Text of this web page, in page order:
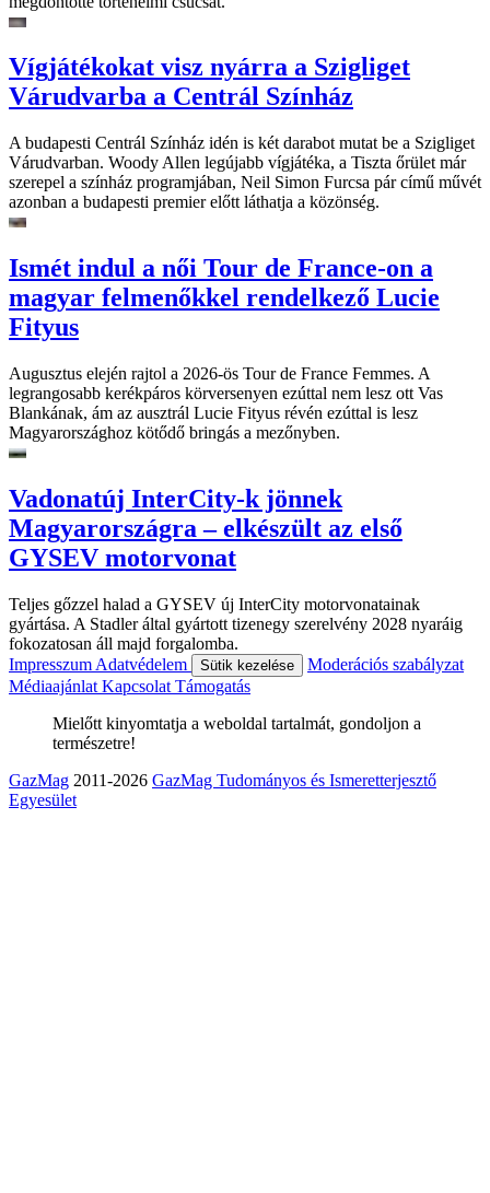
Vígjátékokat visz nyárra a Szigliget
Várudvarba a Centrál Színház
A budapesti Centrál Színház idén is két darabot mutat be a Szigliget
Várudvarban. Woody Allen legújabb vígjátéka, a Tiszta őrület már
szerepel a színház programjában, Neil Simon Furcsa pár című művét
azonban a budapesti premier előtt láthatja a közönség.
Ismét indul a női Tour de France-on a
magyar felmenőkkel rendelkező Lucie
Fityus
Augusztus elején rajtol a 2026-ös Tour de France Femmes. A
legrangosabb kerékpáros körversenyen ezúttal nem lesz ott Vas
Blankának, ám az ausztrál Lucie Fityus révén ezúttal is lesz
Magyarországhoz kötődő bringás a mezőnyben.
Vadonatúj InterCity-k jönnek
Magyarországra – elkészült az első
GYSEV motorvonat
Teljes gőzzel halad a GYSEV új InterCity motorvonatainak
gyártása. A Stadler által gyártott tizenegy szerelvény 2028 nyaráig
fokozatosan áll majd forgalomba.
Impresszum Adatvédelem Sütik kezelése
Moderációs szabályzat
Médiaajánlat Kapcsolat Támogatás
Mielőtt kinyomtatja a weboldal tartalmát, gondoljon a
természetre!
GazMag 2011-2026 GazMag Tudományos és Ismeretterjesztő
Egyesület